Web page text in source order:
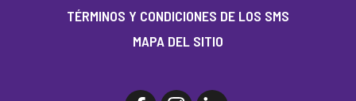
TÉRMINOS Y CONDICIONES DE LOS SMS
MAPA DEL SITIO